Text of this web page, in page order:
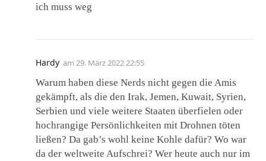
ich muss weg
Hardy am 29. März 2022 22:55
Warum haben diese Nerds nicht gegen die Amis
gekämpft, als die den Irak, Jemen, Kuwait, Syrien,
Serbien und viele weitere Staaten überfielen oder
hochrangige Persönlichkeiten mit Drohnen töten
ließen? Da gab’s wohl keine Kohle dafür? Wo war
da der weltweite Aufschrei? Wer heute auch nur im